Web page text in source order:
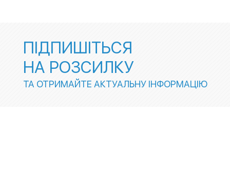
ПІДПИШІТЬСЯ
НА РОЗСИЛКУ
ТА ОТРИМАЙТЕ АКТУАЛЬНУ ІНФОРМАЦІЮ